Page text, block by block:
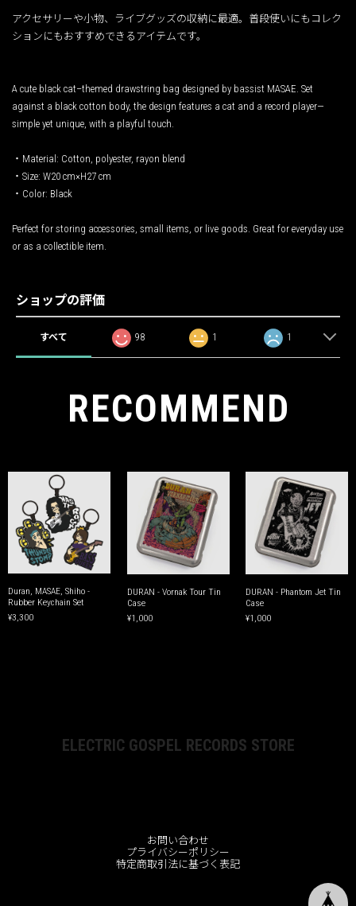
アクセサリーや小物、ライブグッズの収納に最適。普段使いにもコレク
ションにもおすすめできるアイテムです。
A cute black cat–themed drawstring bag designed by bassist MASAE. Set
against a black cotton body, the design features a cat and a record player—
simple yet unique, with a playful touch.
・Material: Cotton, polyester, rayon blend
・Size: W20 cm×H27 cm
・Color: Black
Perfect for storing accessories, small items, or live goods. Great for everyday use
or as a collectible item.
ショップの評価
すべて 98 1 1
RECOMMEND
Duran, MASAE, Shiho -
Rubber Keychain Set
¥3,300
DURAN - Vornak Tour Tin
Case
¥1,000
DURAN - Phantom Jet Tin
Case
¥1,000
ELECTRIC GOSPEL RECORDS STORE
お問い合わせ
プライバシーポリシー
特定商取引法に基づく表記